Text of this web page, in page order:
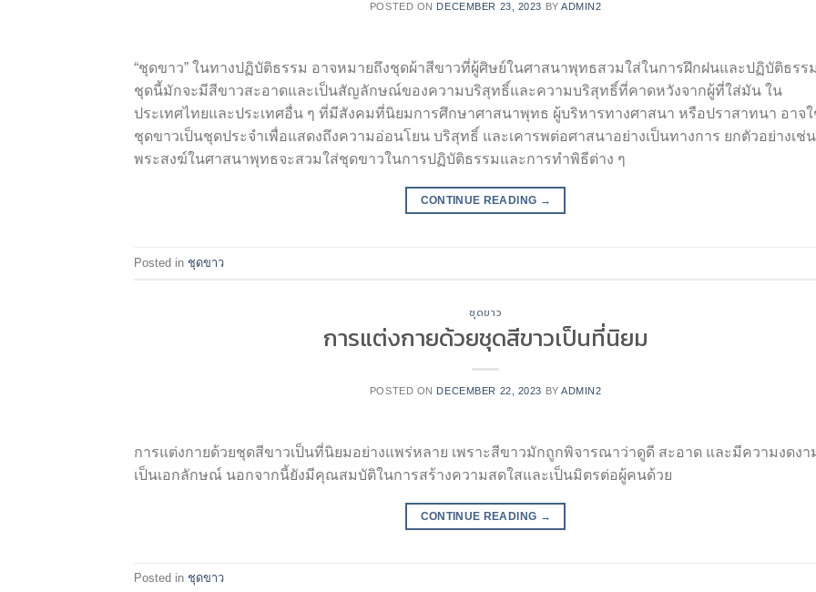
POSTED ON DECEMBER 23, 2023 BYADMIN2
“ชุดขาว” ในทางปฏิบัติธรรม อาจหมายถึงชุดผ้าสีขาวที่ผู้ศิษย์ในศาสนาพุทธสวมใส่ในการฝึกฝนและปฏิบัติธรร
ชุดนี้มักจะมีสีขาวสะอาดและเป็นสัญลักษณ์ของความบริสุทธิ์และความบริสุทธิ์ที่คาดหวังจากผู้ที่ใส่มัน ใน
ประเทศไทยและประเทศอื่น ๆ ที่มีสังคมที่นิยมการศึกษาศาสนาพุทธ ผู้บริหารทางศาสนา หรือปราสาทนา อาจ
ชุดขาวเป็นชุดประจำเพื่อแสดงถึงความอ่อนโยน บริสุทธิ์ และเคารพต่อศาสนาอย่างเป็นทางการ ยกตัวอย่างเช่น
พระสงฆ์ในศาสนาพุทธจะสวมใส่ชุดขาวในการปฏิบัติธรรมและการทำพิธีต่าง ๆ
CONTINUE READING →
Posted in ชุดขาว
ชุดขาว
การแต่งกายด้วยชุดสีขาวเป็นที่นิยม
POSTED ON DECEMBER 22, 2023 BYADMIN2
การแต่งกายด้วยชุดสีขาวเป็นที่นิยมอย่างแพร่หลาย เพราะสีขาวมักถูกพิจารณาว่าดูดี สะอาด และมีความงดงา
เป็นเอกลักษณ์ นอกจากนี้ยังมีคุณสมบัติในการสร้างความสดใสและเป็นมิตรต่อผู้คนด้วย
CONTINUE READING →
Posted in ชุดขาว